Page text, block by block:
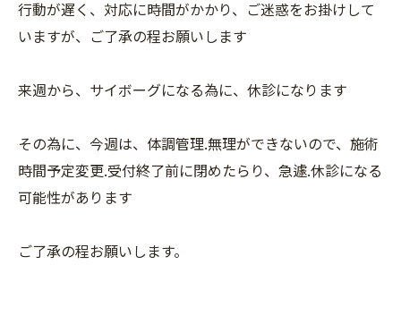
行動が遅く、対応に時間がかかり、ご迷惑をお掛けして
いますが、ご了承の程お願いします
来週から、サイボーグになる為に、休診になります
その為に、今週は、体調管理.無理ができないので、施術
時間予定変更.受付終了前に閉めたらり、急遽.休診になる
可能性があります
ご了承の程お願いします。